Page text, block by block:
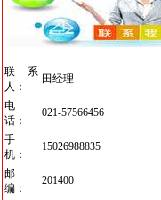
联系
人：
田经理
电
话：
021-57566456
手
机：
15026988835
邮
编：
201400